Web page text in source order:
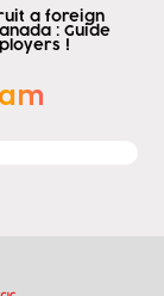
a foreign
: Guide
!